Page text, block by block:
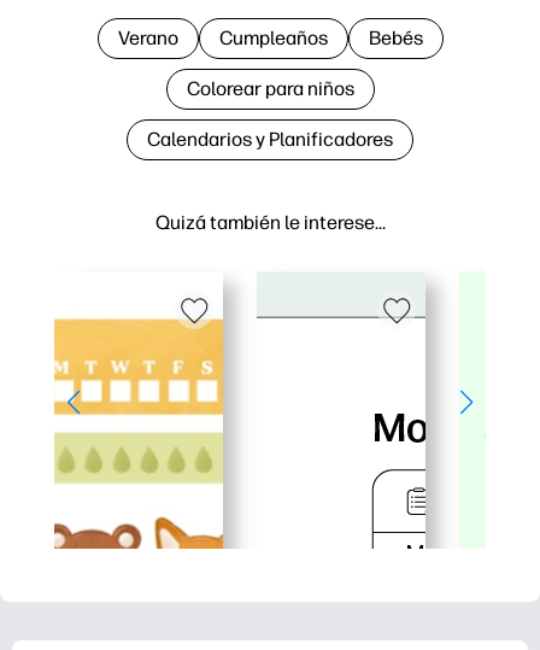
Quizá también le interese…
Verano Cumpleaños Bebés
Colorear para niños
Calendarios y Planificadores